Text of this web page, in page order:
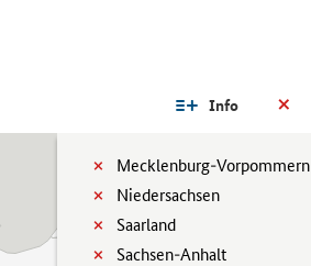
Info
Mecklenburg-Vorpommern
Niedersachsen
Saarland
Sachsen-Anhalt